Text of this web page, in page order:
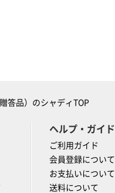
答品）のシャディTOP
ヘルプ・ガイド
ご利用ガイド
会員登録について
お支払いについて
送料について